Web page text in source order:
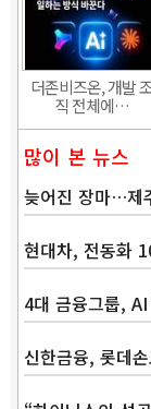
더존비즈온, 개발
직 전체에…
많이 본 뉴스
늦어진 장마…제
현대차, 전동화
4대 금융그룹,
신한금융, 롯데